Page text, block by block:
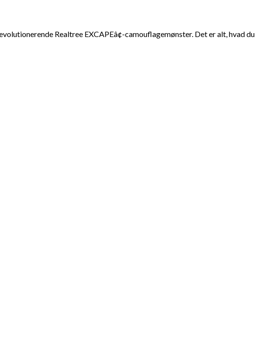
Realtree EXCAPEâ¢-camouflagemønster. Det er alt, hvad du